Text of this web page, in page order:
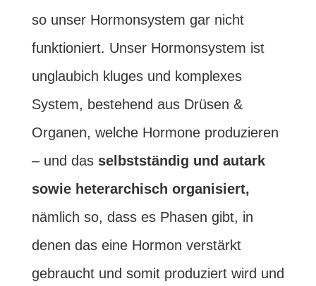
so unser Hormonsystem gar nicht
funktioniert. Unser Hormonsystem ist
unglaubich kluges und komplexes
System, bestehend aus Drüsen &
Organen, welche Hormone produzieren
– und das selbstständig und autark
sowie heterarchisch organisiert,
nämlich so, dass es Phasen gibt, in
denen das eine Hormon verstärkt
gebraucht und somit produziert wird und